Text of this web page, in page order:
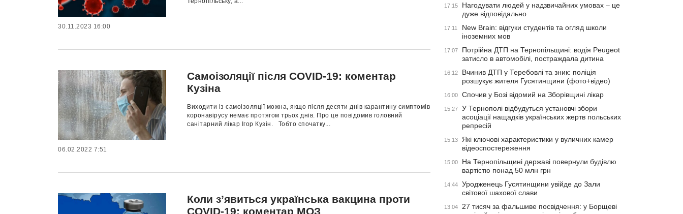
30.11.2023 16:00
Самоізоляції після COVID-19: коментар
Кузіна
Виходити із самоізоляції можна, якщо після десяти днів карантину симптомів
коронавірусу немає протягом трьох днів. Про це повідомив головний
санітарний лікар Ігор Кузін. Тобто спочатку...
06.02.2022 7:51
Коли з’явиться українська вакцина проти
COVID-19: коментар МОЗ
17:15
Нагодувати людей у надзвичайних умовах – це
дуже відповідально
17:11
New Brain: відгуки студентів та огляд школи
іноземних мов
17:07
Потрійна ДТП на Тернопільщині: водія Peugeot
затисло в автомобілі, постраждала дитина
16:12
Вчинив ДТП у Теребовлі та зник: поліція
розшукує жителя Гусятинщини (фото+відео)
16:00 Спочив у Бозі відомий на Зборівщині лікар
15:27
У Тернополі відбудуться установчі збори
асоціації нащадків українських жертв польських
репресій
15:13
Які ключові характеристики у вуличних камер
відеоспостереження
15:00
На Тернопільщині державі повернули будівлю
вартістю понад 50 млн грн
14:44
Уродженець Гусятинщини увійде до Зали
світової шахової слави
13:04
27 тисяч за фальшиве посвідчення: у Борщеві